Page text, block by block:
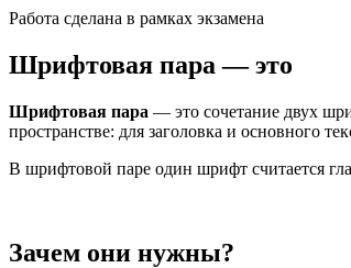
Работа сделана в рамках экзамена
Шрифтовая пара — это
Шрифтовая пара — это сочетание двух
пространстве: для заголовка и основного
В шрифтовой паре один шрифт считается
Зачем они нужны?